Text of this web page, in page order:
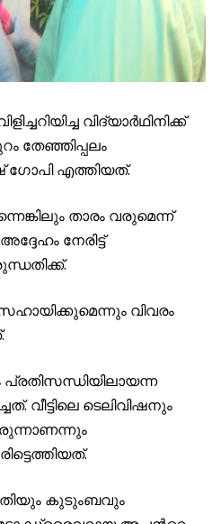
വിദ്യാര്‍ഥിനിക്ക്
തേഞ്ഞിപ്പലം
ഗോപി എത്തിയത്.
താരം വരുമെന്ന്
നേരിട്ട്
സഹായിക്കുമെന്നും വിവരം
ടെലിവിഷനും
കുടുംബവും